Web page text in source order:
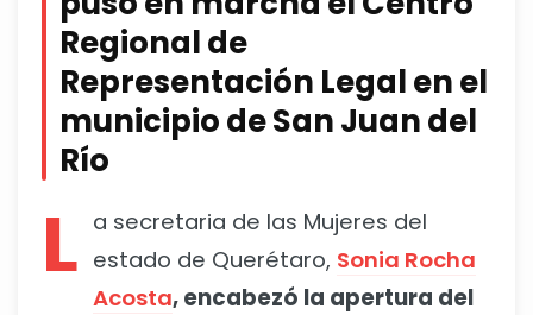
Regional de
Representación Legal en el
municipio de San Juan del
Río
L a secretaria de las Mujeres del
estado de Querétaro, Sonia Rocha
Acosta, encabezó la apertura del